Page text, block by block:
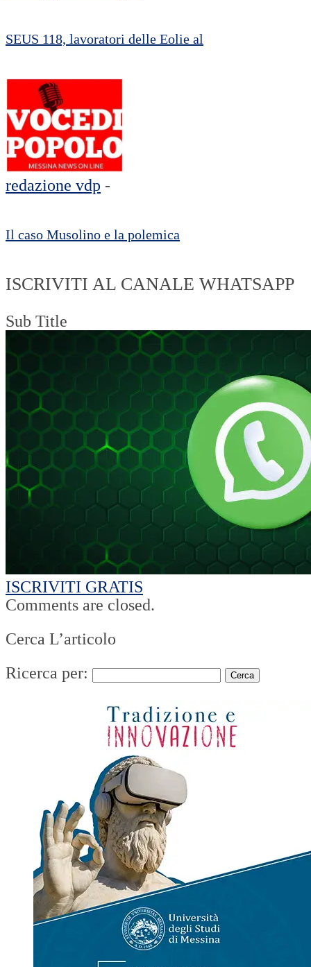
SEUS 118, lavoratori delle Eolie al
redazione vdp -
Il caso Musolino e la polemica
ISCRIVITI AL CANALE WHATSAPP
Sub Title
ISCRIVITI GRATIS
Comments are closed.
Cerca L’articolo
Ricerca per: